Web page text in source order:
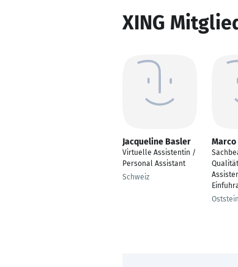
XING
Jacqueline Basler
Virtuelle Assistentin /
Personal Assistant
Schweiz